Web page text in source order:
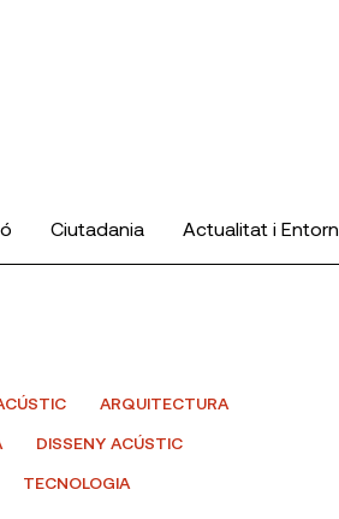
Ciutadania Actualitat i Entorn
ARQUITECTURA
DISSENY ACÚSTIC
TECNOLOGIA